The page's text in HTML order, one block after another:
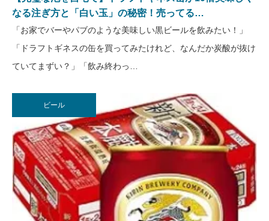
なる注ぎ方と「白い玉」の秘密！売ってる…
「お家でバーやパブのような美味しい黒ビールを飲みたい！」
「ドラフトギネスの缶を買ってみたけれど、なんだか炭酸が抜け
ていてまずい？」「飲み終わっ…
ビール